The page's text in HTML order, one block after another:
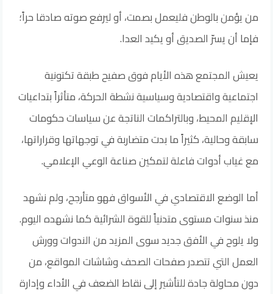
من يؤمن بالوطن فليعمل بصمت، أو ليرفع صوته صادقا حراً؛
فإما أن يسرّ الصديق أو يكيد العدا.
يعيش المجتمع هذه الأيام فوق صفيح طبقة تكتونية
اجتماعية واقتصادية وسياسية نشطة الحركة، متأثراً بتداعيات
الإقليم المحيط، وبالتراكمات الناتجة عن سياسات حكومات
سابقة وحالية، كثيراً ما بدت متضاربة في توجهاتها وقراراتها،
مع غياب أدوات فاعلة لتمكين صناعة الوعي الإعلامي.
أما الوضع الاقتصادي في الأسواق فهو متأرجح، ولم نشهد
منذ سنوات مستوى متدنياً للقوة الشرائية كما نشهده اليوم.
ولا يلوح في الأفق جديد سوى المزيد من الندوات وورش
العمل التي تتصدر صفحات الصحف وشاشات المواقع، من
دون محاولة جادة للتأشير إلى نقاط الضعف في الأداء وإدارة